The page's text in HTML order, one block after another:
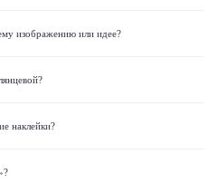
изображению или идее?
наклейки?